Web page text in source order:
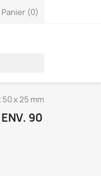
Panier (0)
x 25 mm
90